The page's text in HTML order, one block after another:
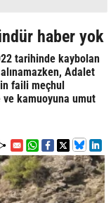
haber yok
tarihinde kaybolan
Adalet
faili meçhul
ve kamuoyuna umut